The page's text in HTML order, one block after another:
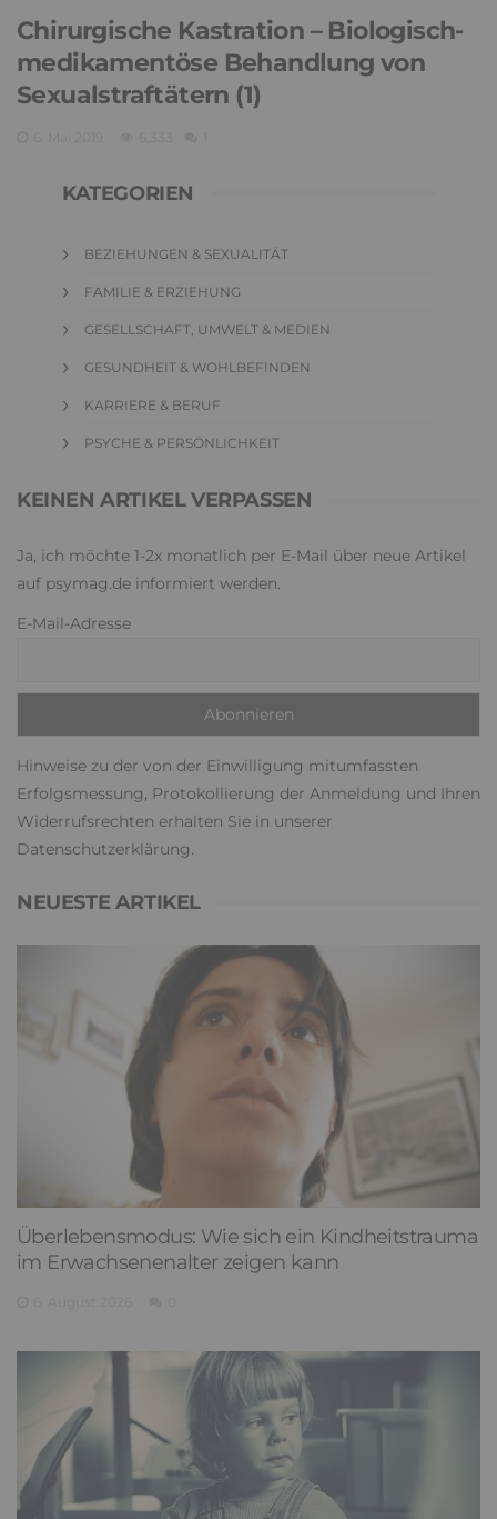
Chirurgische Kastration – Biologisch-
medikamentöse Behandlung von
Sexualstraftätern (1)
KATEGORIEN
BEZIEHUNGEN & SEXUALITÄT
FAMILIE & ERZIEHUNG
GESELLSCHAFT, UMWELT & MEDIEN
GESUNDHEIT & WOHLBEFINDEN
KARRIERE & BERUF
PSYCHE & PERSÖNLICHKEIT
KEINEN ARTIKEL VERPASSEN
Ja, ich möchte 1-2x monatlich per E-Mail über neue Artikel
auf psymag.de informiert werden.
E-Mail-Adresse
Hinweise zu der von der Einwilligung mitumfassten
Erfolgsmessung, Protokollierung der Anmeldung und Ihren
Widerrufsrechten erhalten Sie in unserer
Datenschutzerklärung.
NEUESTE ARTIKEL
Überlebensmodus: Wie sich ein Kindheitstrauma
im Erwachsenenalter zeigen kann